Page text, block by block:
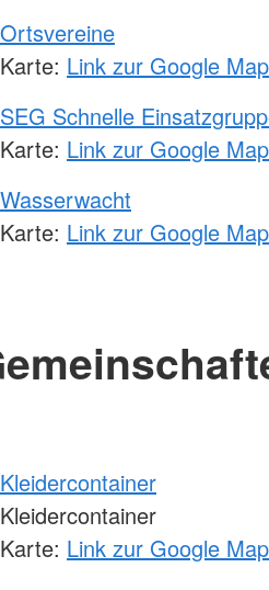
Ortsvereine
Karte: Link zur Google
SEG Schnelle
Karte: Link zur Google
Wasserwacht
Karte: Link zur Google
Kleidercontainer
Kleidercontainer
Karte: Link zur Google